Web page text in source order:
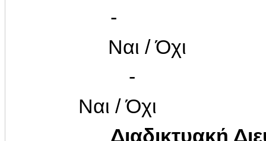
-
Ναι / Όχι
-
Ναι / Όχι
Διαδικτυακή